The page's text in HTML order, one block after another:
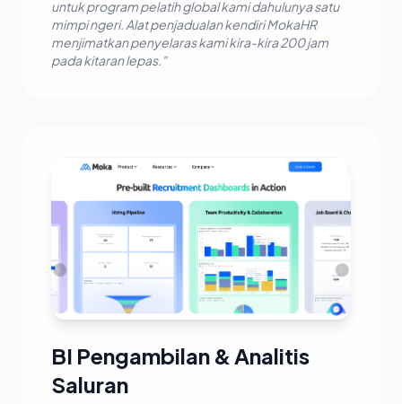
untuk program pelatih global kami dahulunya satu
mimpi ngeri. Alat penjadualan kendiri MokaHR
menjimatkan penyelaras kami kira-kira 200 jam
pada kitaran lepas."
BI Pengambilan & Analitis
Saluran